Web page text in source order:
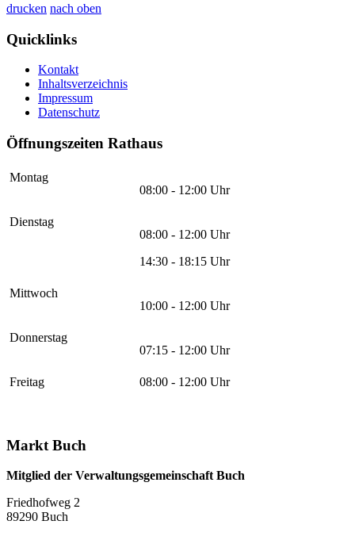
drucken nach oben
Quicklinks
Kontakt
Inhaltsverzeichnis
Impressum
Datenschutz
Öffnungszeiten Rathaus
Montag
08:00 - 12:00 Uhr
Dienstag
08:00 - 12:00 Uhr
14:30 - 18:15 Uhr
Mittwoch
10:00 - 12:00 Uhr
Donnerstag
07:15 - 12:00 Uhr
Freitag 08:00 - 12:00 Uhr
Markt Buch
Mitglied der Verwaltungsgemeinschaft Buch
Friedhofweg 2
89290 Buch